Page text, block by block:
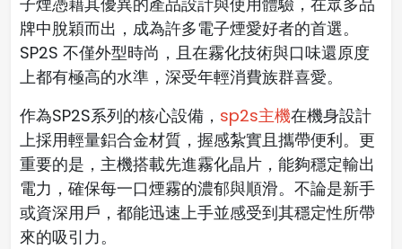
牌中脫穎而出，成為許多電子煙愛好者的首選。
SP2S 不僅外型時尚，且在霧化技術與口味還原度
上都有極高的水準，深受年輕消費族群喜愛。
作為SP2S系列的核心設備， sp2s主機在機身設計
上採用輕量鋁合金材質，握感紮實且攜帶便利。更
重要的是，主機搭載先進霧化晶片，能夠穩定輸出
電力，確保每一口煙霧的濃郁與順滑。不論是新手
或資深用戶，都能迅速上手並感受到其穩定性所帶
來的吸引力。